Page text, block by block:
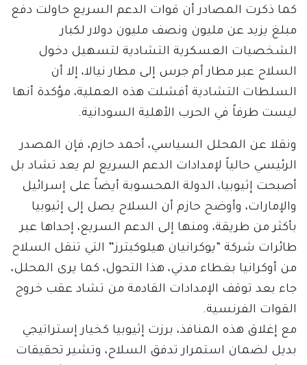
كما ذكرت المصادر أن قوات الدعم السريع حاولت دفع
مبلغ يزيد عن مليون ونصف مليون دولار لكبار
الشخصيات العسكرية التشادية لتسهيل دخول
السلاح عبر مطار أم جرس إلى مطار نيالا، إلا أن
السلطات التشادية أفشلت هذه العملية، مؤكدة أنها
ليست طرفاً في الحرب الأهلية السودانية.
ونقلا عن المحلل السياسي، أحمد حازم، فإن المصدر
الرئيسي حالياً لإمدادات الدعم السريع لم يعد تشاد بل
أصبحت إثيوبيا، الدولة المحسوبة أيضاً على إسرائيل
والإمارات، وأوضح حازم أن السلاح يصل إلى إثيوبيا
بأكثر من طريقة، ومنها إلى الدعم السريع، إحداها عبر
طائرات شركة “يوكرانيان هيلوكبترز” التي تنقل السلاح
من أوكرانيا بغطاء مدني، هذا التحول، كما يرى المحلل،
جاء بعد توقف الإمدادات القادمة من تشاد عقب خروج
القوات الفرنسية.
مع إغلاق هذه المنافذ، برزت إثيوبيا كخيار إستراتيجي
بديل لضمان استمرار تدفق السلاح، وتشير تحقيقات